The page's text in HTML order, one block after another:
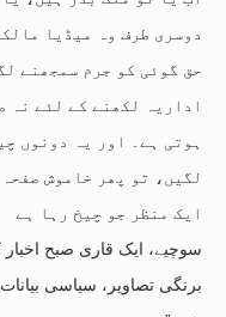
دوسری طرف وہ میڈیا
حق گوئی کو جرم سمجھنے
اداریہ لکھنے کے لئے نہ
ہوتی ہے۔ اور یہ دونوں
لگیں، تو پھر خاموش صفحہ
ایک منظر جو چیخ رہا ہے
سوچیے، ایک قاری صبح
برنگی تصاویر، سیاسی